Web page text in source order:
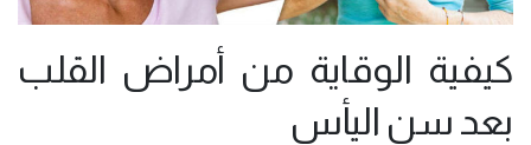
كيفية الوقاية من أمراض القلب
بعد سن اليأس